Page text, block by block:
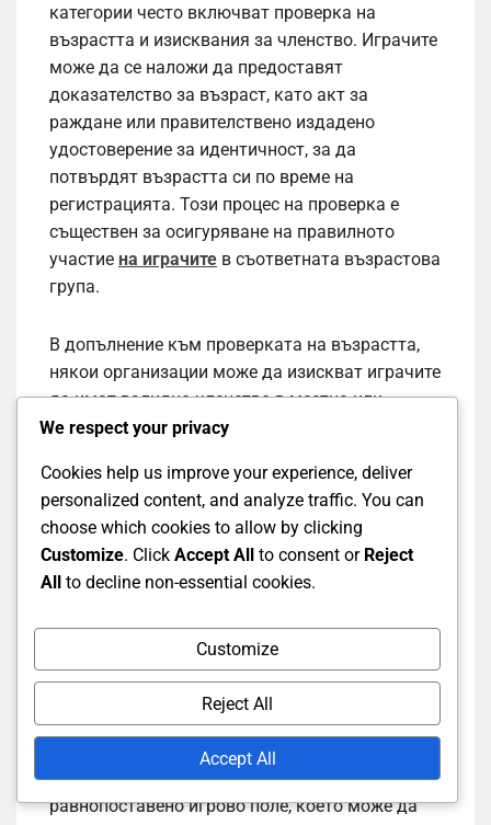
категории често включват проверка на
възрастта и изисквания за членство. Играчите
може да се наложи да предоставят
доказателство за възраст, като акт за
раждане или правителствено издадено
удостоверение за идентичност, за да
потвърдят възрастта си по време на
регистрацията. Този процес на проверка е
съществен за осигуряване на правилното
участие на играчите в съответната възрастова
група.
В допълнение към проверката на възрастта,
някои организации може да изискват играчите
да имат валидно членство в местна или
национална асоциация
предимства, като достъп до ресурси за
обучение и участие в санкционирани събития.
Влияние върху
състезанията
Възрастовата категория, в която играчът се
състезава, може значително да повлияе на
опита и представянето му. Състезаването
срещу играчи с подобна възраст позволява по-
равнопоставено игрово поле, което може да
We respect your privacy
Cookies help us improve your experience, deliver
personalized content, and analyze traffic. You can
choose which cookies to allow by clicking
Customize. Click Accept All to consent or Reject
All to decline non-essential cookies.
Customize
Reject All
Accept All